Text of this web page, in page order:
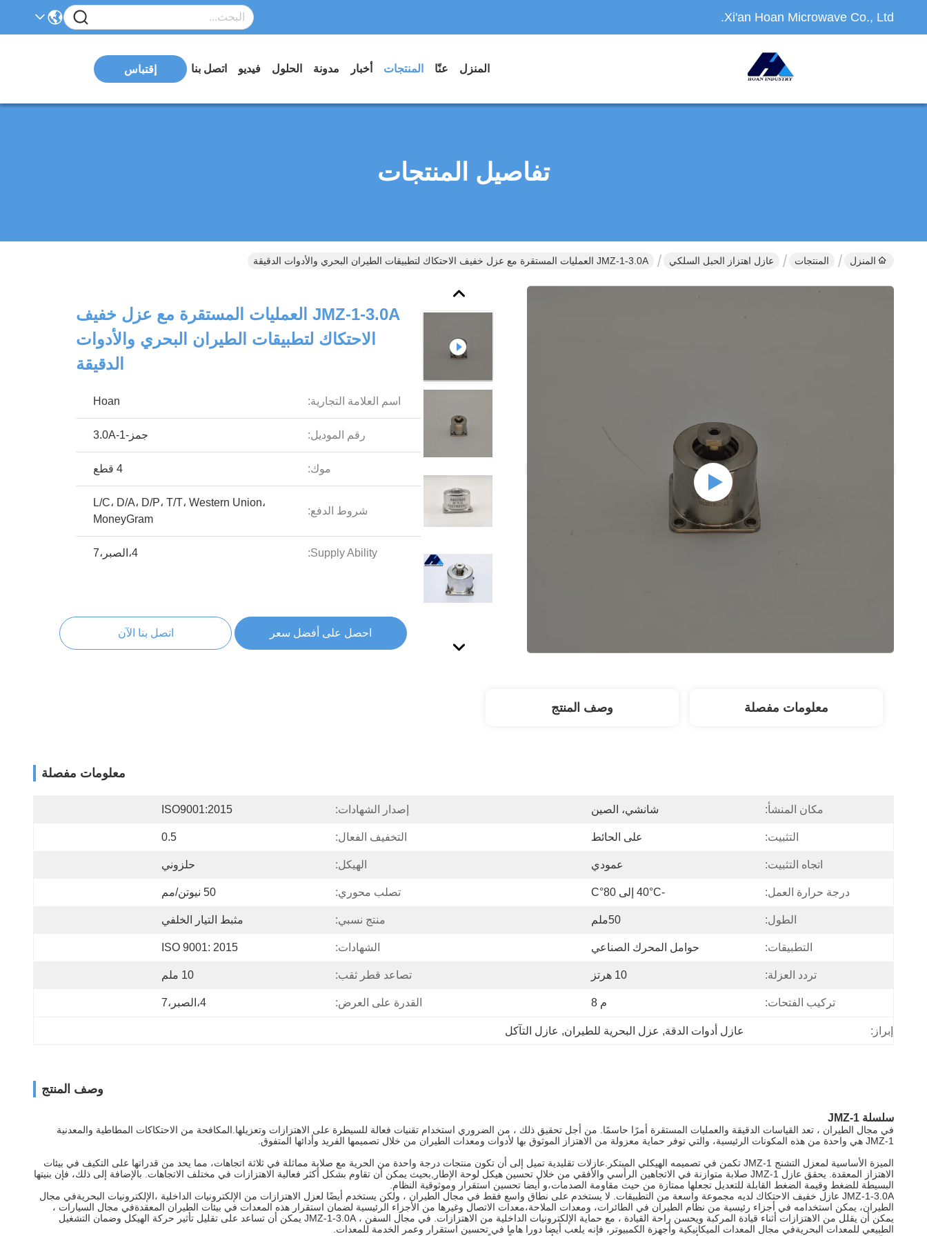
Xi'an Hoan Microwave Co., Ltd.
المنزل عنّا المنتجات أخبار مدونة الحلول فيديو اتصل بنا إقتباس
تفاصيل المنتجات
المنزل المنتجات عازل اهتزاز الحبل السلكي JMZ-1-3.0A العمليات المستقرة مع عزل خفيف الاحتكاك لتطبيقات الطيران البحري والأدوات الدقيقة
JMZ-1-3.0A العمليات المستقرة مع عزل خفيف
الاحتكاك لتطبيقات الطيران البحري والأدوات
الدقيقة
اسم العلامة التجارية: Hoan
رقم الموديل: جمز-1-3.0A
موك: 4 قطع
شروط الدفع:
L/C، D/A، D/P، T/T، Western Union،
MoneyGram
Supply Ability: 4،الصبر،7
احصل على أفضل سعر اتصل بنا الآن
معلومات مفصلة وصف المنتج
معلومات مفصلة
مكان المنشأ: شانشي، الصين إصدار الشهادات: ISO9001:2015
التثبيت: على الحائط التخفيف الفعال: 0.5
اتجاه التثبيت: عمودي الهيكل: حلزوني
درجة حرارة العمل: -40°C إلى 80°C تصلب محوري: 50 نيوتن/مم
الطول: 50ملم منتج نسبي: مثبط التيار الخلفي
التطبيقات: حوامل المحرك الصناعي الشهادات: ISO 9001: 2015
تردد العزلة: 10 هرتز تصاعد قطر ثقب: 10 ملم
تركيب الفتحات: م 8 القدرة على العرض: 4،الصبر،7
إبراز: عازل أدوات الدقة, عزل البحرية للطيران, عازل التآكل
وصف المنتج
سلسلة JMZ-1
في مجال الطيران ، تعد القياسات الدقيقة والعمليات المستقرة أمرًا حاسمًا. من أجل تحقيق ذلك ، من الضروري استخدام تقنيات فعالة للسيطرة على الاهتزازات وتعزيلها.المكافحة من الاحتكاكات المطاطية والمعدنية
JMZ-1 هي واحدة من هذه المكونات الرئيسية، والتي توفر حماية معزولة من الاهتزاز الموثوق بها لأدوات ومعدات الطيران من خلال تصميمها الفريد وأدائها المتفوق.
الميزة الأساسية لمعزل التشنج JMZ-1 تكمن في تصميمه الهيكلي المبتكر.عازلات تقليدية تميل إلى أن تكون منتجات درجة واحدة من الحرية مع صلابة مماثلة في ثلاثة اتجاهات، مما يحد من قدراتها على التكيف في بيئات
الاهتزاز المعقدة. يحقق عازل JMZ-1 صلابة متوازنة في الاتجاهين الرأسي والأفقي من خلال تحسين هيكل لوحة الإطار,بحيث يمكن أن تقاوم بشكل أكثر فعالية الاهتزازات في مختلف الاتجاهات. بالإضافة إلى ذلك، فإن بنيتها
البسيطة للضغط وقيمة الضغط القابلة للتعديل تجعلها ممتازة من حيث مقاومة الصدمات،و أيضا تحسين استقرار وموثوقية النظام.
JMZ-1-3.0A عازل خفيف الاحتكاك لديه مجموعة واسعة من التطبيقات. لا يستخدم على نطاق واسع فقط في مجال الطيران ، ولكن يستخدم أيضًا لعزل الاهتزازات من الإلكترونيات الداخلية ،الإلكترونيات البحريةفي مجال
الطيران، يمكن استخدامه في أجزاء رئيسية من نظام الطيران في الطائرات، ومعدات الملاحة،معدات الاتصال وغيرها من الأجزاء الرئيسية لضمان استقرار هذه المعدات في بيئات الطيران المعقدةفي مجال السيارات ،
يمكن أن يقلل من الاهتزازات أثناء قيادة المركبة ويحسن راحة القيادة ، مع حماية الإلكترونيات الداخلية من الاهتزازات. في مجال السفن ، JMZ-1-3.0A يمكن أن تساعد على تقليل تأثير حركة الهيكل وضمان التشغيل
الطبيعي للمعدات البحريةفي مجال المعدات الميكانيكية وأجهزة الكمبيوتر، فإنه يلعب أيضا دورا هاما في تحسين استقرار وعمر الخدمة للمعدات.